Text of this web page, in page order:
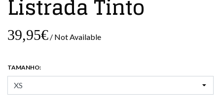
Listrada Tinto
39,95€ / Not Available
TAMANHO: